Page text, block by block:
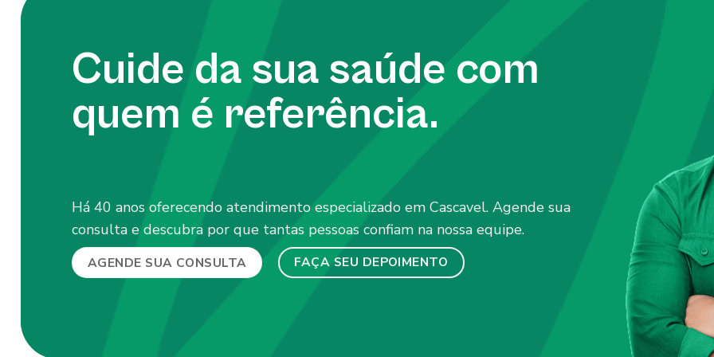
Cuide da sua saúde com
quem é referência.
Há 40 anos oferecendo atendimento especializado em Cascavel. Agende sua
consulta e descubra por que tantas pessoas confiam na nossa equipe.
AGENDE SUA CONSULTA FAÇA SEU DEPOIMENTO